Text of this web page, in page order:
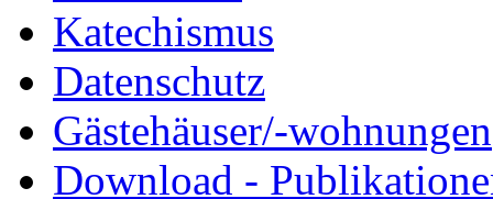
Katechismus
Datenschutz
Gästehäuser/-wohnungen
Download -